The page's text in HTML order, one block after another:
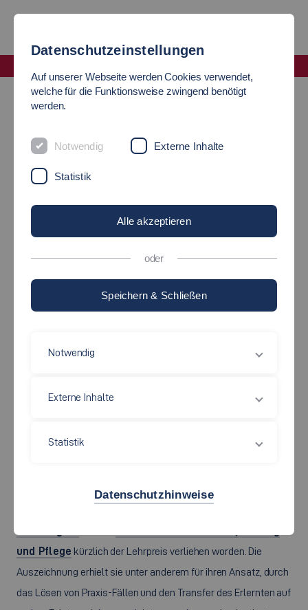
News
PREIS FÜR
HERAUSRAGENDE LEHRE
Hochschule - Studium - Soziale Arbeit, Bildung und
Pflege - Wirtschaft und Technik
Prof. Dr. Clarita Schwengers und Prof. Dr. Fabian Diefenbach wurden
Für die Lehrveranstaltung „Existenzsicherungsrecht“ im
und Pflege kürzlich der Lehrpreis verliehen worden. Die
Auszeichnung erhielt sie unter anderem für ihren Ansatz, durch
das Lösen von Praxis-Fällen und den Transfer des Erlernten auf
Datenschutzeinstellungen
Auf unserer Webseite werden Cookies verwendet,
welche für die Funktionsweise zwingend benötigt
werden.
Notwendig Externe Inhalte
Statistik
Alle akzeptieren
oder
Speichern & Schließen
Notwendig
Externe Inhalte
Statistik
Datenschutzhinweise